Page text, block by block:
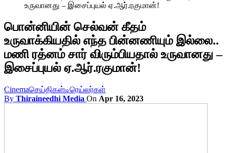
உருவானது – இசைப்புயல் ஏ.ஆர்.ரகுமான்!
பொன்னியின் செல்வன் கீதம்
உருவாக்கியதில் எந்த பின்னணியும் இல்லை..
மணி ரத்னம் சார் விரும்பியதால் உருவானது –
இசைப்புயல் ஏ.ஆர்.ரகுமான்!
Cinemaசெய்திகள்டிரெய்லர்கள்
By Thiraineedhi Media On Apr 16, 2023